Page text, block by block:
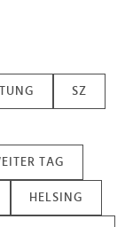
SZ
TAG
HELSING